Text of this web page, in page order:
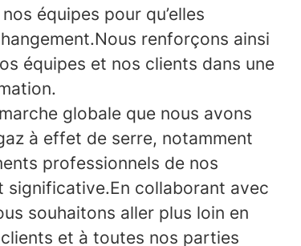
équipes pour qu’elles
renforçons ainsi
équipes et nos clients dans une
globale que nous avons
à effet de serre, notamment
professionnels de nos
collaborant avec
souhaitons aller plus loin en
et à toutes nos parties